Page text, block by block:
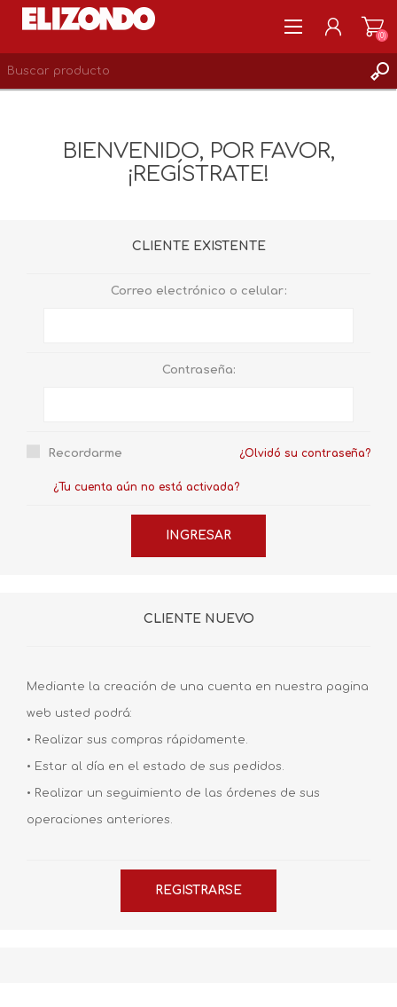
LISTA DE DESEOS 0
(0)
BIENVENIDO, POR FAVOR,
¡REGÍSTRATE!
CLIENTE EXISTENTE
Correo electrónico o celular:
Contraseña:
Recordarme ¿Olvidó su contraseña?
¿Tu cuenta aún no está activada?
CLIENTE NUEVO
Mediante la creación de una cuenta en nuestra pagina
web usted podrá:
• Realizar sus compras rápidamente.
• Estar al día en el estado de sus pedidos.
• Realizar un seguimiento de las órdenes de sus
operaciones anteriores.